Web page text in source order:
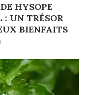
HYSOPE
: UN TRÉSOR
BIENFAITS